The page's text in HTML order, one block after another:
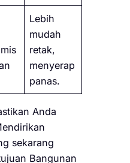
Lebih
mudah
retak,
menyerap
panas.
Anda
sekarang
Bangunan